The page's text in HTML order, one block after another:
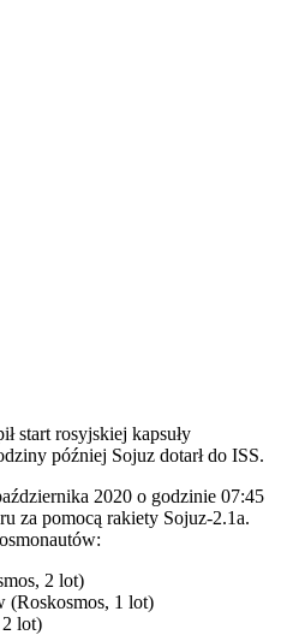
start rosyjskiej kapsuły
później Sojuz dotarł do ISS.
2020 o godzinie 07:45
za pomocą rakiety Sojuz-2.1a.
2 lot)
(Roskosmos, 1 lot)
lot)